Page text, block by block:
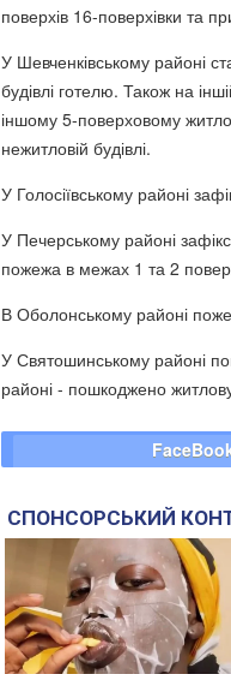
поверхів 16-поверхівки та
У Шевченківському районі
будівлі готелю. Також на
іншому 5-поверховому
нежитловій будівлі.
У Голосіївському районі
У Печерському районі
пожежа в межах 1 та 2
В Оболонському районі
У Святошинському районі
районі - пошкоджено
СПОНСОРСЬКИЙ